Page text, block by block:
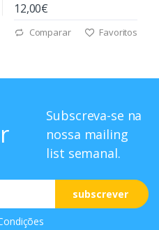
12,00€
Comparar Favoritos
Subscreva-se na
nossa mailing
list semanal.
subscrever